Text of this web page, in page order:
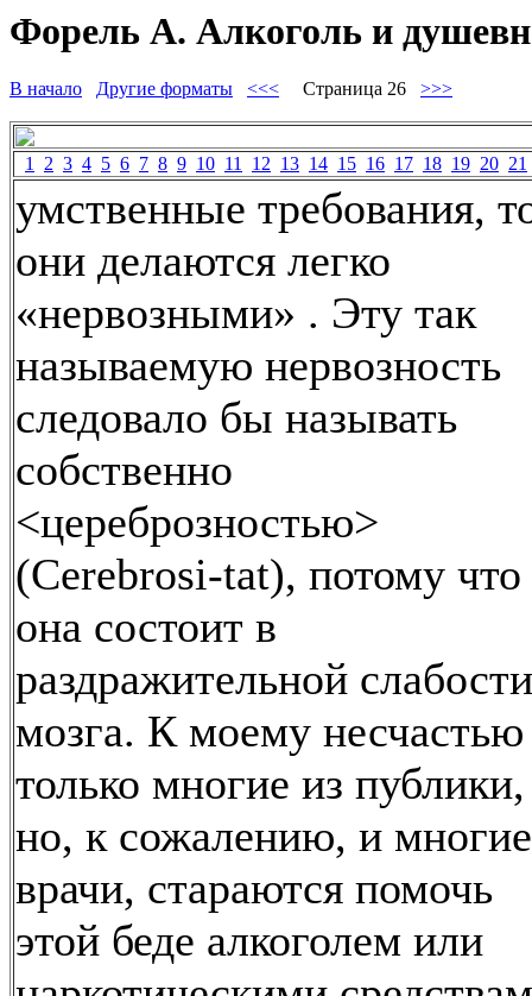
Форель А. Алкоголь и
В начало Другие форматы <<< Страница 26 >>>
1 2 3 4 5 6 7 8 9 10 11 12 13 14 15 16 17 18 19 20 21
умственные требования,
они делаются легко
«нервозными» . Эту так
называемую нервозность
следовало бы называть
собственно
<цереброзностью>
(Cerebrosi-tat), потому что
она состоит в
раздражительной слабости
мозга. К моему
только многие из публики,
но, к сожалению, и многие
врачи, стараются помочь
этой беде алкоголем или